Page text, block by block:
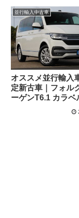
1.2PureTech110
EAT6
並行輸入中古車
オススメ並行輸入
定新古車｜フォル
ーゲンT6.1 カラベ
ゼクティブ 2.0TDI